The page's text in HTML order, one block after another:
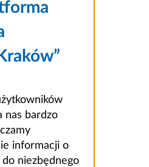
nas bardzo
informacji o
niezbędnego